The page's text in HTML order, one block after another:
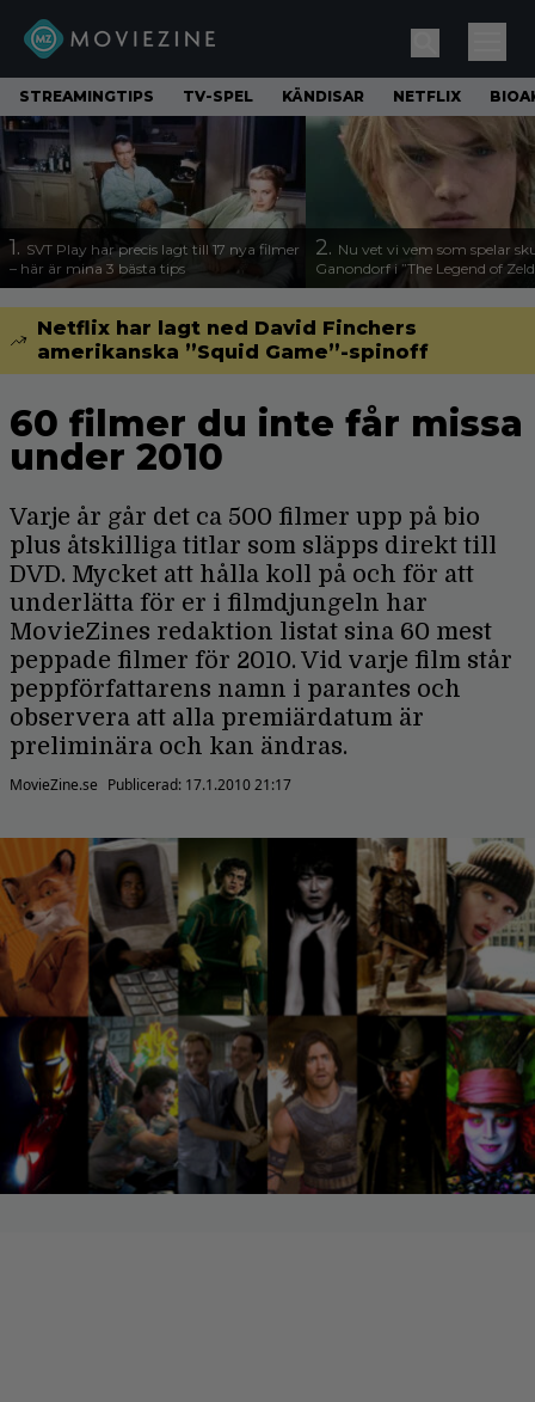
STREAMINGTIPS TV-SPEL KÄNDISAR NETFLIX
1. SVT Play har precis lagt till 17 nya filmer
– här är mina 3 bästa tips
2. Nu vet vi vem som spelar
Ganondorf i ”The Legend of
Netflix har lagt ned David Finchers
amerikanska ”Squid Game”-spinoff
60 filmer du inte får missa
under 2010
Varje år går det ca 500 filmer upp på bio
plus åtskilliga titlar som släpps direkt till
DVD. Mycket att hålla koll på och för att
underlätta för er i filmdjungeln har
MovieZines redaktion listat sina 60 mest
peppade filmer för 2010. Vid varje film står
peppförfattarens namn i parantes och
observera att alla premiärdatum är
preliminära och kan ändras.
MovieZine.se Publicerad: 17.1.2010 21:17